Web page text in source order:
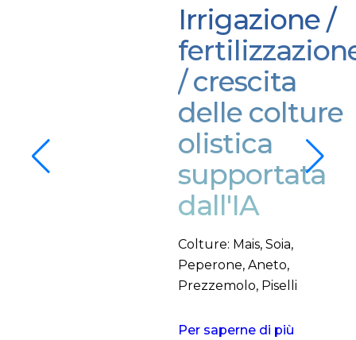
Irrigazione /
/ crescita
delle colture
olistica
supportata
dall'IA
Colture: Mais, Soia,
Peperone, Aneto,
Prezzemolo, Piselli
Per saperne di più